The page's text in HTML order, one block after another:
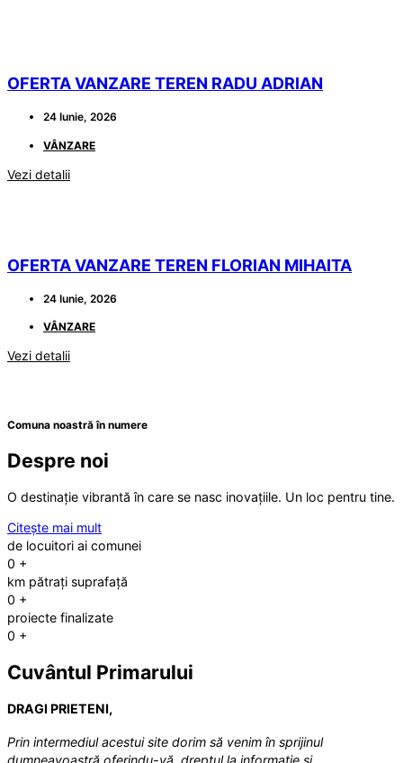
OFERTA VANZARE TEREN RADU ADRIAN
24 Iunie, 2026
VÂNZARE
Vezi detalii
OFERTA VANZARE TEREN FLORIAN MIHAITA
24 Iunie, 2026
VÂNZARE
Vezi detalii
Comuna noastră în numere
Despre noi
O destinație vibrantă în care se nasc inovațiile. Un loc pentru tine.
Citește mai mult
de locuitori ai comunei
0 +
km pătrați suprafață
0 +
proiecte finalizate
0 +
Cuvântul Primarului
DRAGI PRIETENI,
Prin intermediul acestui site dorim să venim în sprijinul
dumneavoastră oferindu-vă dreptul la informație și